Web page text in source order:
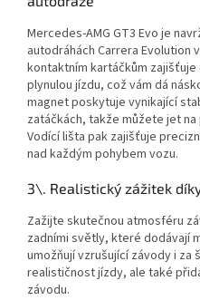
Mercedes-AMG GT3 Evo je
autodráhách Carrera Evolution
kontaktním kartáčkům
plynulou jízdu, což vám dá
magnet poskytuje vynikající
zatáčkách, takže můžete jet
Vodící lišta pak zajišťuje
nad každým pohybem vozu.
3\. Realistický zážitek
Zažijte skutečnou atmosféru
zadními světly, které dodávají
umožňují vzrušující závody i za
realističnost jízdy, ale také
závodu.